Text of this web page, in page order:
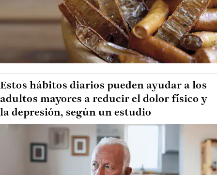
Estos hábitos diarios pueden ayudar a los
adultos mayores a reducir el dolor físico y
la depresión, según un estudio